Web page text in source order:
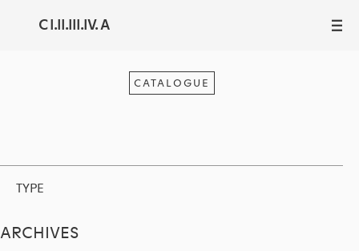
C I.II.III.IV. A III
CATALOGUE
TYPE
ARCHIVES